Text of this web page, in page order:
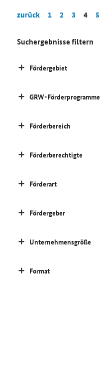
zurück 1 2 3 4 5
Suchergebnisse filtern
Fördergebiet
GRW-Förderprogramme
Förderbereich
Förderberechtigte
Förderart
Fördergeber
Unternehmensgröße
Format